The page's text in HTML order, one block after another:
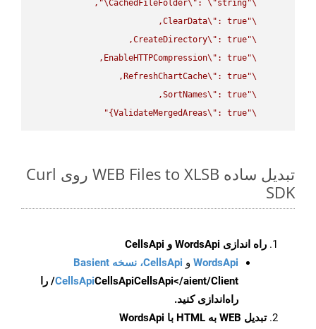
\"
CachedFileFolder\" : \"string
\"
\"
ClearData\"
\"
CreateDirectory\"
\"
EnableHTTPCompression\"
\"
RefreshChartCache\"
\"
SortNames\"
\"
ValidateMergedAreas\" : true}"
تبدیل ساده WEB Files to XLSB روی Curl
SDK
راه اندازی WordsApi و CellsApi
WordsApi و CellsApi، نسخه Basient
CellsApiCellsApi
CellsApi</aient/Client/ را
راه‌اندازی کنید.
تبدیل WEB به HTML با WordsApi